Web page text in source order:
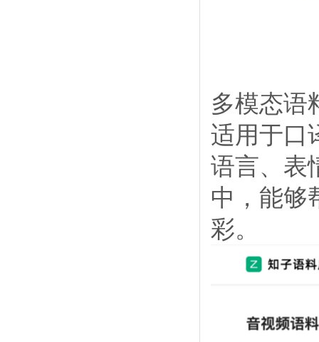
多模态语
适用于口
语言、表
中，能够
彩。